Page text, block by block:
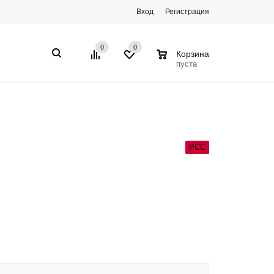
Вход Регистрация
0 0
Корзина
пуста
РСС